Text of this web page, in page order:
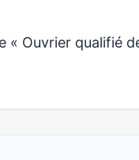
« Ouvrier qualifié